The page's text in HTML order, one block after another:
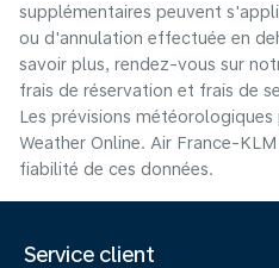
supplémentaires peuvent
ou d'annulation effectuée en
savoir plus, rendez-vous sur
frais de réservation et frais de
Les prévisions
Weather Online. Air France-
fiabilité de ces données.
Service client